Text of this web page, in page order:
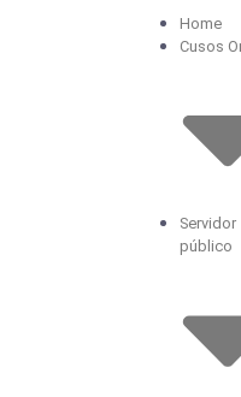
Home
Cusos
Servidor
público